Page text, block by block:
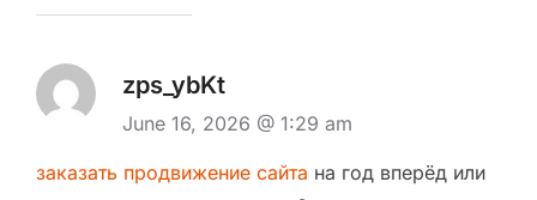
zps_ybKt
June 16, 2026 @ 1:29 am
заказать продвижение сайта на год вперёд или